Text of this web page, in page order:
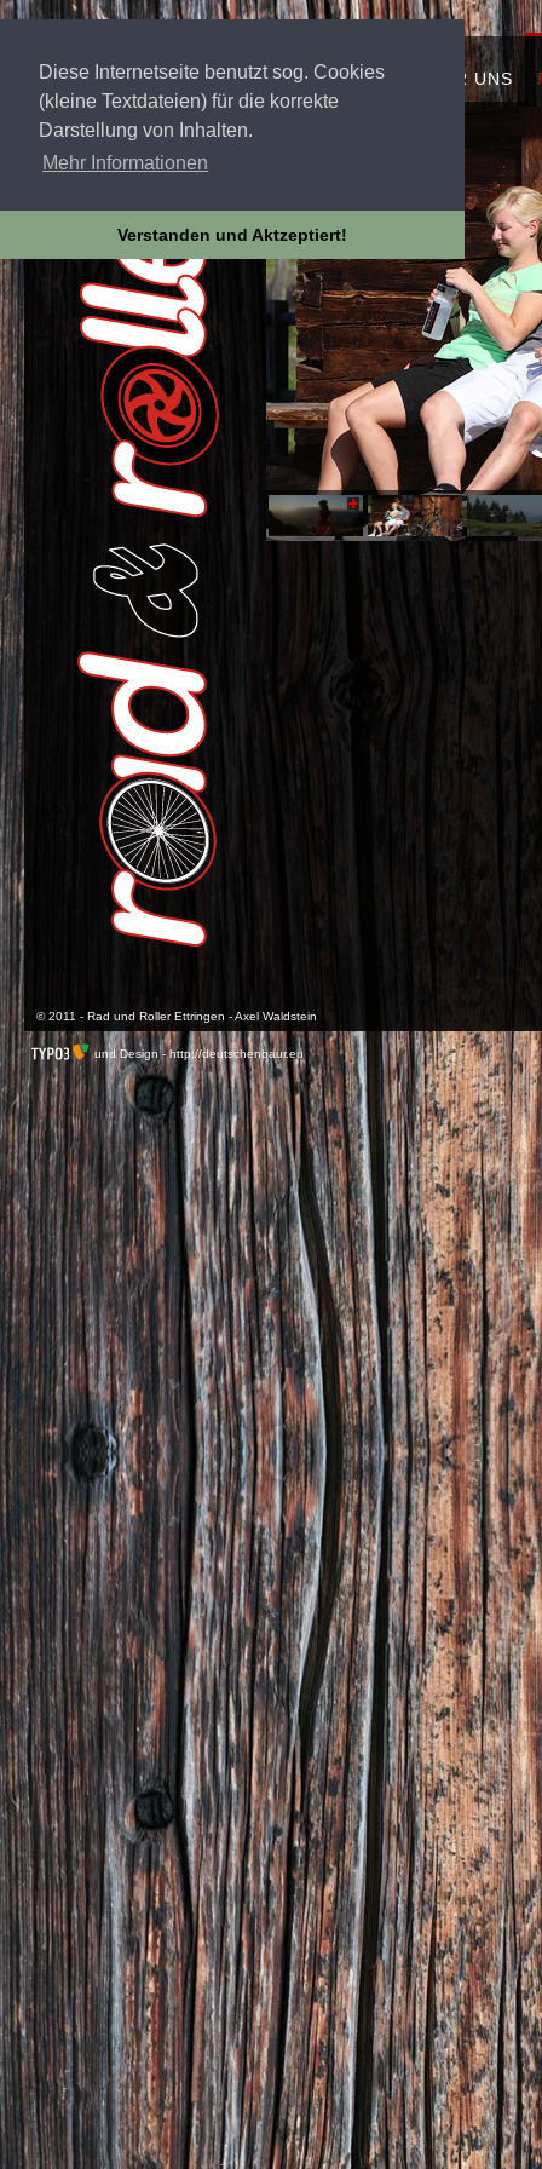
Diese Internetseite benutzt sog. Cookies
(kleine Textdateien) für die korrekte
Darstellung von Inhalten.
Mehr Informationen
Verstanden und Aktzeptiert!
STARTSEITE ÜBER UNS
© 2011 - Rad und Roller Ettringen - Axel Waldstein
und Design -http://deutschenbaur.eu